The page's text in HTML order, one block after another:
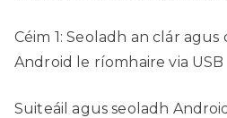
Céim 1: Seoladh an clár
Android le ríomhaire via USB
Suiteáil agus seoladh